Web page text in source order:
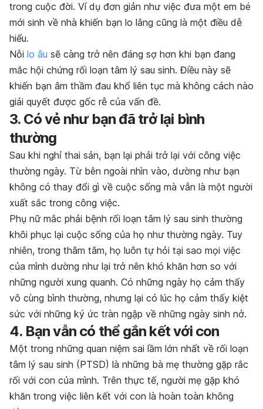
trong cuộc đời. Ví dụ đơn giản như việc đưa một em bé
mới sinh về nhà khiến bạn lo lắng cũng là một điều dễ
hiểu.
Nỗi lo âu sẽ càng trở nên đáng sợ hơn khi bạn đang
mắc hội chứng rối loạn tâm lý sau sinh. Điều này sẽ
khiến bạn âm thầm đau khổ liên tục mà không cách nào
giải quyết được gốc rễ của vấn đề.
3. Có vẻ như bạn đã trở lại bình
thường
Sau khi nghỉ thai sản, bạn lại phải trở lại với công việc
thường ngày. Từ bên ngoài nhìn vào, dường như bạn
không có thay đổi gì về cuộc sống mà vẫn là một người
xuất sắc trong công việc.
Phụ nữ mắc phải bệnh rối loạn tâm lý sau sinh thường
khôi phục lại cuộc sống của họ như thường ngày. Tuy
nhiên, trong thâm tâm, họ luôn tự hỏi tại sao mọi việc
của mình dường như lại trở nên khó khăn hơn so với
những người xung quanh. Có những ngày họ cảm thấy
vô cùng bình thường, nhưng lại có lúc họ cảm thấy kiệt
sức với những ký ức tràn ngập về những ngày sinh nở.
4. Bạn vẫn có thể gắn kết với con
Một trong những quan niệm sai lầm lớn nhất về rối loạn
tâm lý sau sinh (PTSD) là những bà mẹ thường gặp rắc
rối với con của mình. Trên thực tế, người mẹ gặp khó
khăn trong việc liên kết với con là hoàn toàn không